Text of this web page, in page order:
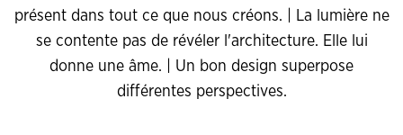
présent dans tout ce que nous créons. | La lumière ne
se contente pas de révéler l'architecture. Elle lui
donne une âme. | Un bon design superpose
différentes perspectives.